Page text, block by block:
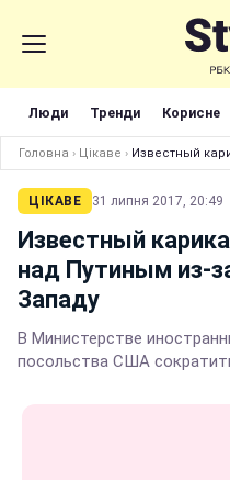
Люди Тренди Корисне
Головна › Цікаве › Известный
ЦІКАВЕ 31 липня 2017, 20:49
Известный
над Путиным из-
Западу
В Министерстве
посольства США